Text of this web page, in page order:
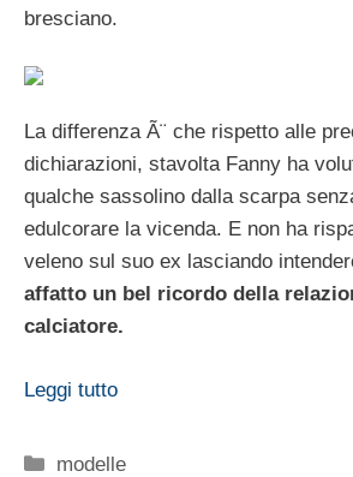
bresciano.
La differenza Ã¨ che rispetto alle
dichiarazioni, stavolta Fanny ha
qualche sassolino dalla scarpa
edulcorare la vicenda. E non ha
veleno sul suo ex lasciando
affatto un bel ricordo della
calciatore.
Leggi tutto
Categorie
modelle